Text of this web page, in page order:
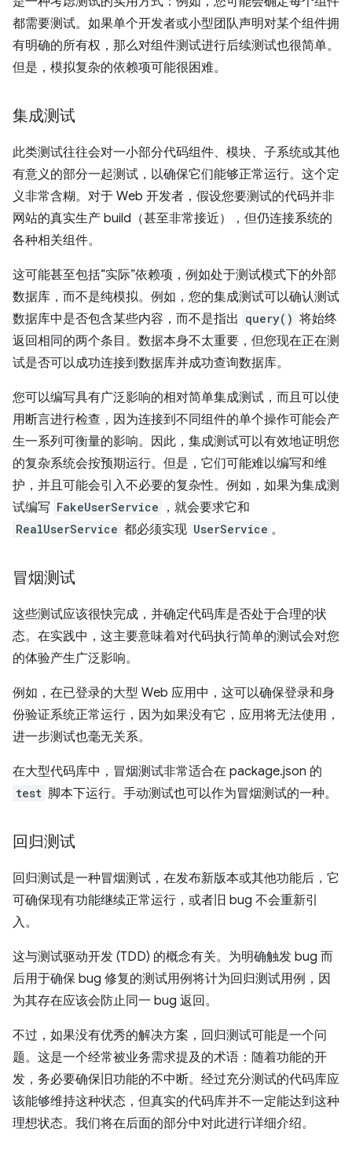
都需要测试。如果单个开发者或小型团队声明对某个组件拥
有明确的所有权，那么对组件测试进行后续测试也很简单。
但是，模拟复杂的依赖项可能很困难。
集成测试
此类测试往往会对一小部分代码组件、模块、子系统或其他
有意义的部分一起测试，以确保它们能够正常运行。这个定
义非常含糊。对于 Web 开发者，假设您要测试的代码并非
网站的真实生产 build（甚至非常接近），但仍连接系统的
各种相关组件。
这可能甚至包括“实际”依赖项，例如处于测试模式下的外部
数据库，而不是纯模拟。例如，您的集成测试可以确认测试
数据库中是否包含某些内容，而不是指出 query() 将始终
返回相同的两个条目。 数据本身不太重要，但您现在正在测
试是否可以成功连接到数据库并成功查询数据库。
您可以编写具有广泛影响的相对简单集成测试，而且可以使
用断言进行检查，因为连接到不同组件的单个操作可能会产
生一系列可衡量的影响。因此，集成测试可以有效地证明您
的复杂系统会按预期运行。但是，它们可能难以编写和维
护，并且可能会引入不必要的复杂性。例如，如果为集成测
试编写 FakeUserService ，就会要求它和
RealUserService 都必须实现 UserService 。
冒烟测试
这些测试应该很快完成，并确定代码库是否处于合理的状
态。在实践中，这主要意味着对代码执行简单的测试会对您
的体验产生广泛影响。
例如，在已登录的大型 Web 应用中，这可以确保登录和身
份验证系统正常运行，因为如果没有它，应用将无法使用，
进一步测试也毫无关系。
在大型代码库中，冒烟测试非常适合在 package.json 的
test 脚本下运行。手动测试也可以作为冒烟测试的一种。
回归测试
回归测试是一种冒烟测试，在发布新版本或其他功能后，它
可确保现有功能继续正常运行，或者旧 bug 不会重新引
入。
这与测试驱动开发 (TDD) 的概念有关。为明确触发 bug 而
后用于确保 bug 修复的测试用例将计为回归测试用例，因
为其存在应该会防止同一 bug 返回。
不过，如果没有优秀的解决方案，回归测试可能是一个问
题。这是一个经常被业务需求提及的术语：随着功能的开
发，务必要确保旧功能的不中断。经过充分测试的代码库应
该能够维持这种状态，但真实的代码库并不一定能达到这种
理想状态。我们将在后面的部分中对此进行详细介绍。